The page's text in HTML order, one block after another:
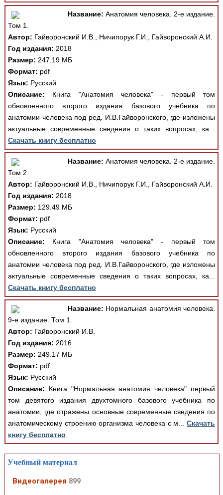
Название: Анатомия человека. 2-е издание.
Том 1.
Автор: Гайворонский И.В., Ничипорук Г.И., Гайворонский А.И.
Год издания: 2018
Размер: 247.19 МБ
Формат: pdf
Язык: Русский
Описание: Книга "Анатомия человека" - первый том
обновленного второго издания базового учебника по
анатомии человека под ред. И.В.Гайворонского, где изложены
актуальные современные сведения о таких вопросах, ка...
Скачать книгу бесплатно
Название: Анатомия человека. 2-е издание.
Том 2.
Автор: Гайворонский И.В., Ничипорук Г.И., Гайворонский А.И.
Год издания: 2018
Размер: 129.49 МБ
Формат: pdf
Язык: Русский
Описание: Книга "Анатомия человека" - первый том
обновленного второго издания базового учебника по
анатомии человека под ред. И.В.Гайворонского, где изложены
актуальные современные сведения о таких вопросах, ка...
Скачать книгу бесплатно
Название: Нормальная анатомия человека.
9-е издание. Том 1.
Автор: Гайворонский И.В.
Год издания: 2016
Размер: 249.17 МБ
Формат: pdf
Язык: Русский
Описание: Книга "Нормальная анатомия человека" первый
том девятого издания двухтомного базового учебника по
анатомии, где отражены основные современные сведения по
анатомическому строению организма человека с м...Скачать
книгу бесплатно
Учебный материал
Видеогалерея 899